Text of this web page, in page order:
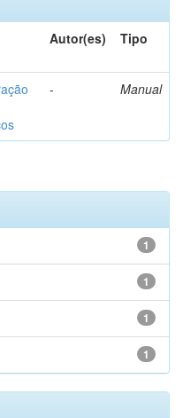
Autor(es) Tipo
- Manual
1
1
1
1